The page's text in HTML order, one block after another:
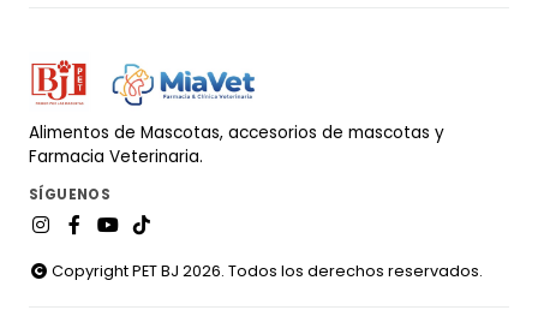
Alimentos de Mascotas, accesorios de mascotas y
Farmacia Veterinaria.
SÍGUENOS
Copyright PET BJ 2026. Todos los derechos reservados.